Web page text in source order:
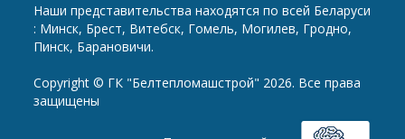
Наши представительства находятся по всей Беларуси
: Минск, Брест, Витебск, Гомель, Могилев, Гродно,
Пинск, Барановичи.
Copyright © ГК "Белтепломашстрой" 2026. Все права
защищены